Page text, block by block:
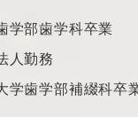
学部歯学科卒業
人勤務
学歯学部補綴科卒